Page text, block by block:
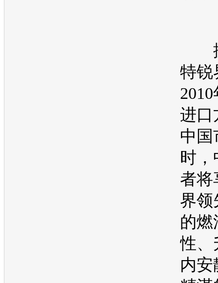
据
特锐
进口
中国
时，
者将
界领
的燃
性、
内